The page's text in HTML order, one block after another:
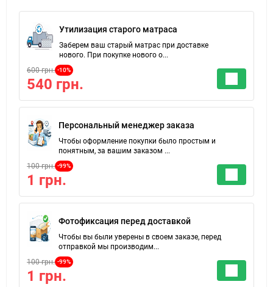
Утилизация старого матраса
Заберем ваш старый матрас при доставке
нового. При покупке нового о...
600 грн. -10%
540 грн.
Персональный менеджер заказа
Чтобы оформление покупки было простым и
понятным, за вашим заказом ...
100 грн. -99%
1 грн.
Фотофиксация перед доставкой
Чтобы вы были уверены в своем заказе, перед
отправкой мы производим...
100 грн. -99%
1 грн.